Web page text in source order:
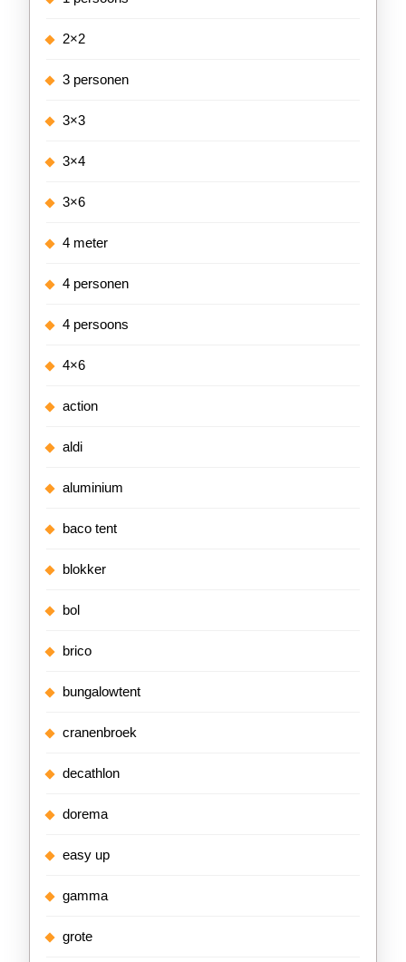
2×2
3 personen
3×3
3×4
3×6
4 meter
4 personen
4 persoons
4×6
action
aldi
aluminium
baco tent
blokker
bol
brico
bungalowtent
cranenbroek
decathlon
dorema
easy up
gamma
grote